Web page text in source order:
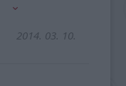
2014. 03. 10.